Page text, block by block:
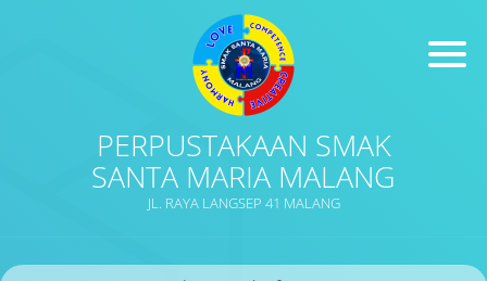
PERPUSTAKAAN SMAK
SANTA MARIA MALANG
JL. RAYA LANGSEP 41 MALANG